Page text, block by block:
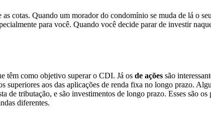
cotas. Quando um morador do condomínio se muda de lá o
para você. Quando você decide parar de investir
têm como objetivo superar o CDI. Já os de ações são
superiores aos das aplicações de renda fixa no longo prazo.
de tributação, e são investimentos de longo prazo. Esses são
diferentes.